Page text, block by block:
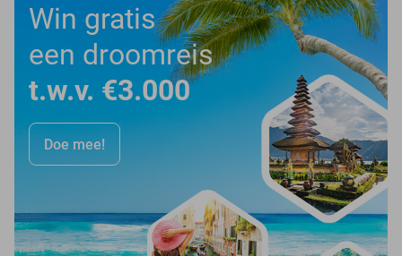
Win gratis
een droomreis
t.w.v. €3.000
Doe mee!